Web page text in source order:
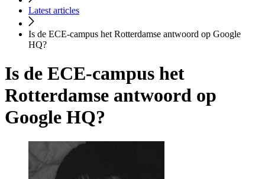
Latest articles
Is de ECE-campus het Rotterdamse antwoord op Google
HQ?
Is de ECE-campus het
Rotterdamse antwoord op
Google HQ?